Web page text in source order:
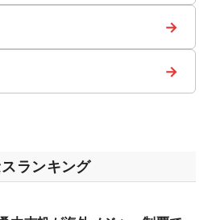
→
→
ランキング